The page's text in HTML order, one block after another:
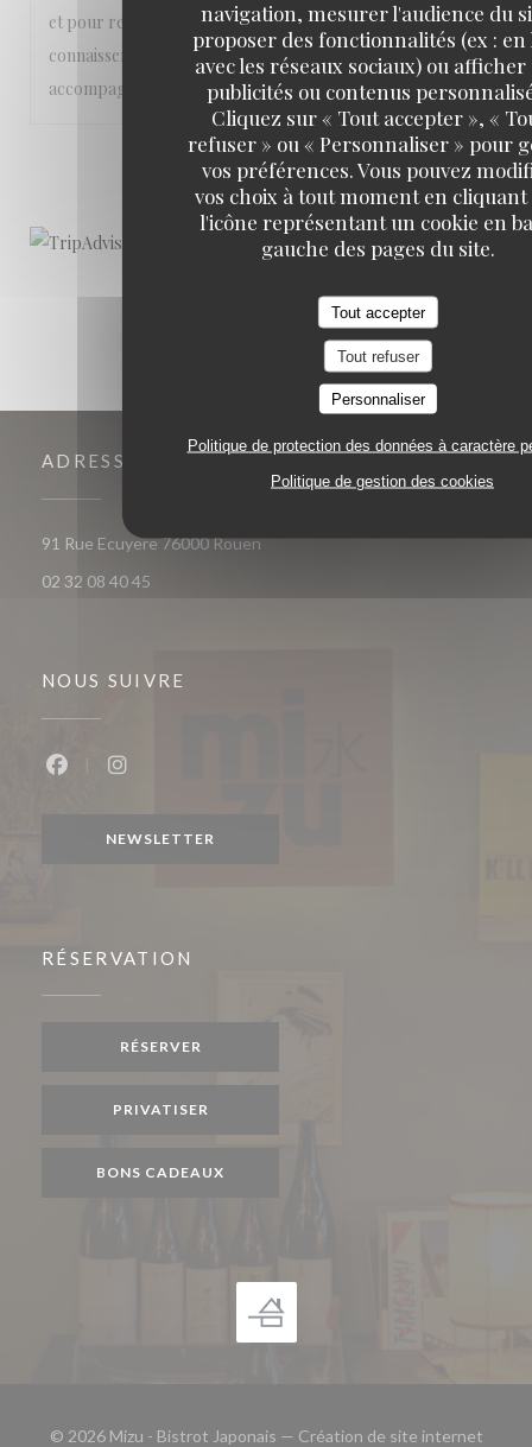
navigation, mesurer l'audience du
proposer des fonctionnalités (ex : en
avec les réseaux sociaux) ou afficher
publicités ou contenus
Cliquez sur « Tout accepter », «
refuser » ou « Personnaliser » pour
vos préférences. Vous pouvez
vos choix à tout moment en
l'icône représentant un cookie en
gauche des pages du site.
Tout accepter
Tout refuser
Personnaliser
Politique de protection des données à caractère
Politique de gestion des cookies
et pour retrouver le goût du Japon pour ceux qui
connaissent déjà. Point d'amélioration : préciser que les
accompagnements sont à part et pas inclus dans les plats.
1 2 3
ADRESSE
91 Rue Ecuyere 76000 Rouen((ouvre une nouvelle fenêtre))
02 32 08 40 45
NOUS SUIVRE
NEWSLETTER
RÉSERVATION
RÉSERVER
PRIVATISER
BONS CADEAUX
© 2026 Mizu - Bistrot Japonais — Création de site internet